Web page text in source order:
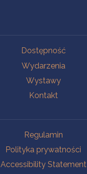
Dostępność
Wydarzenia
Wystawy
Kontakt
Regulamin
Polityka prywatności
Accessibility Statement